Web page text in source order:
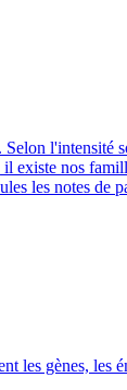
l'intensité
existe nos
les notes de
les gènes, les